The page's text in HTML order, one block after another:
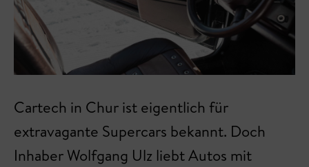
Cartech in Chur ist eigentlich für
extravagante Supercars bekannt. Doch
Inhaber Wolfgang Ulz liebt Autos mit